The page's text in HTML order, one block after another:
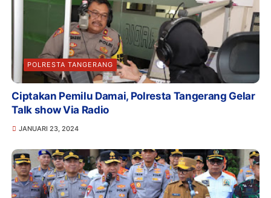
POLRESTA TANGERANG
Ciptakan Pemilu Damai, Polresta Tangerang Gelar
Talk show Via Radio
JANUARI 23, 2024